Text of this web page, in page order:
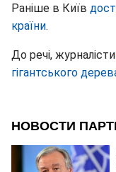
Раніше в Київ
країни.
До речі, журналісти
гігантського